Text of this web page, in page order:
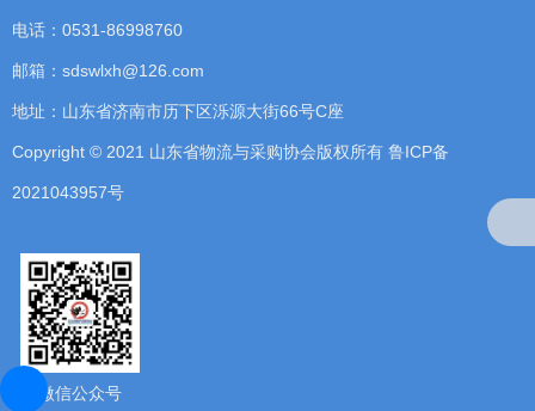
电话：0531-86998760
邮箱：sdswlxh@126.com
地址：山东省济南市历下区泺源大街66号C座
Copyright © 2021 山东省物流与采购协会版权所有 鲁ICP备
2021043957号
微信公众号